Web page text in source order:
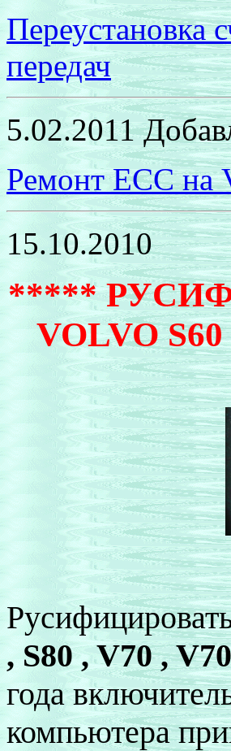
Переустановка
передач
5.02.2011
РемонтECCна
15.10.2010
*****
VOLVO
, S80 , V70 ,
года
компьютера